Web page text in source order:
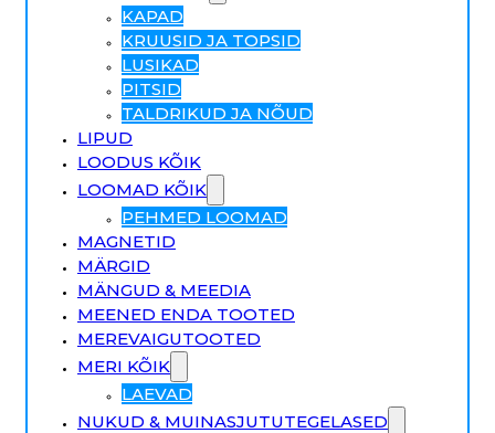
KAPAD
KRUUSID JA TOPSID
LUSIKAD
PITSID
TALDRIKUD JA NÕUD
LIPUD
LOODUS KÕIK
LOOMAD KÕIK
PEHMED LOOMAD
MAGNETID
MÄRGID
MÄNGUD & MEEDIA
MEENED ENDA TOOTED
MEREVAIGUTOOTED
MERI KÕIK
LAEVAD
NUKUD & MUINASJUTUTEGELASED